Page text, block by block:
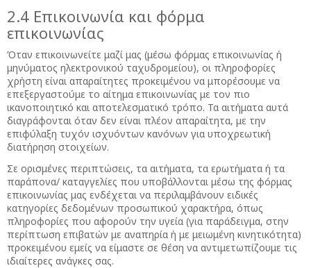
2.4 Επικοινωνία και φόρμα
επικοινωνίας
Όταν επικοινωνείτε μαζί μας (μέσω φόρμας επικοινωνίας ή
μηνύματος ηλεκτρονικού ταχυδρομείου), οι πληροφορίες
χρήστη είναι απαραίτητες προκειμένου να μπορέσουμε να
επεξεργαστούμε το αίτημα επικοινωνίας με τον πιο
ικανοποιητικό και αποτελεσματικό τρόπο. Τα αιτήματα αυτά
διαγράφονται όταν δεν είναι πλέον απαραίτητα, με την
επιφύλαξη τυχόν ισχυόντων κανόνων για υποχρεωτική
διατήρηση στοιχείων.
Σε ορισμένες περιπτώσεις, τα αιτήματα, τα ερωτήματα ή τα
παράπονα/ καταγγελίες που υποβάλλονται μέσω της φόρμας
επικοινωνίας μας ενδέχεται να περιλαμβάνουν ειδικές
κατηγορίες δεδομένων προσωπικού χαρακτήρα, όπως
πληροφορίες που αφορούν την υγεία (για παράδειγμα, στην
περίπτωση επιβατών με αναπηρία ή με μειωμένη κινητικότητα)
προκειμένου εμείς να είμαστε σε θέση να αντιμετωπίζουμε τις
ιδιαίτερες ανάγκες σας.